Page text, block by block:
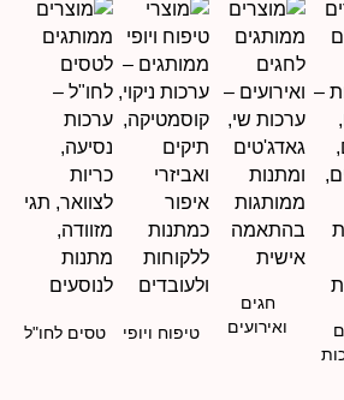
חגים
ואירועים
טיפוח ויופי טסים לחו"ל